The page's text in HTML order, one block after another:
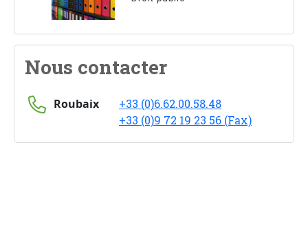
Nous contacter
Roubaix
+33 (0)6.62.00.58.48
+33 (0)9 72 19 23 56 (Fax)